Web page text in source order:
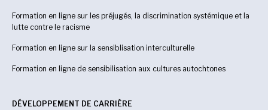
Formation en ligne sur les préjugés, la discrimination systémique et la
lutte contre le racisme
Formation en ligne sur la sensiblisation interculturelle
Formation en ligne de sensibilisation aux cultures autochtones
DÉVELOPPEMENT DE CARRIÈRE